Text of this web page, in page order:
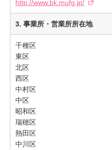
http://www.bk.mufg.jp/
3. 事業所・営業所所在地
千種区
東区
北区
西区
中村区
中区
昭和区
瑞穂区
熱田区
中川区